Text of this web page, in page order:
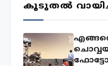
കൂടുതൽ